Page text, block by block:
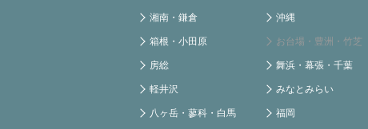
湘南・鎌倉
箱根・小田原
房総
軽井沢
八ヶ岳・蓼科・白馬
沖縄
お台場・豊洲・竹芝
舞浜・幕張・千葉
みなとみらい
福岡